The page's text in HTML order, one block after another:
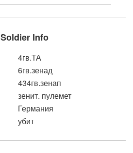
Soldier Info
4гв.ТА
6гв.зенад
434гв.зенап
зенит. пулемет
Германия
убит